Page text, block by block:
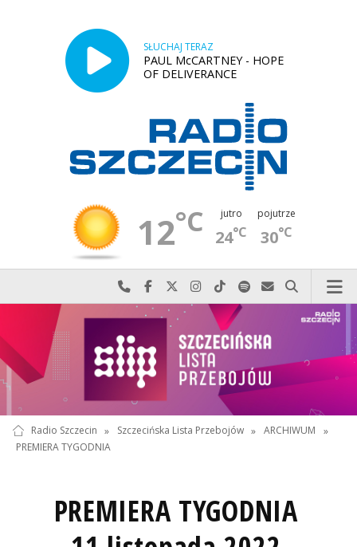
SŁUCHAJ TERAZ
PAUL McCARTNEY - HOPE
OF DELIVERANCE
12°C jutro
24°C
pojutrze
30°C
Najlepiej po prostu do nas zadzwoń
Odwiedź nas na Facebook-u
Odwiedź nas na X
Odwiedź nas na Instagram-ie
Odwiedź nas na TikTok-u
Szukaj nas na Spotify
Wyślij do nas
Szukaj
Radio Szczecin » Szczecińska Lista Przebojów » ARCHIWUM
»
PREMIERA TYGODNIA
PREMIERA TYGODNIA